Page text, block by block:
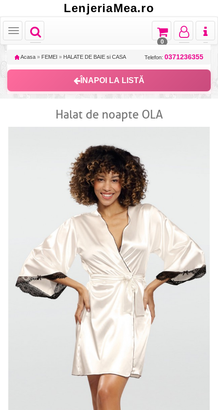
LenjeriaMea.ro
Toggle
navigation
Toggle
Toggle
navigation
Toggle
navigation
Toggle
navigation
0
Acasa » FEMEI » HALATE DE BAIE si CASA Telefon: 0371236355
ÎNAPOI LA LISTĂ
Halat de noapte OLA